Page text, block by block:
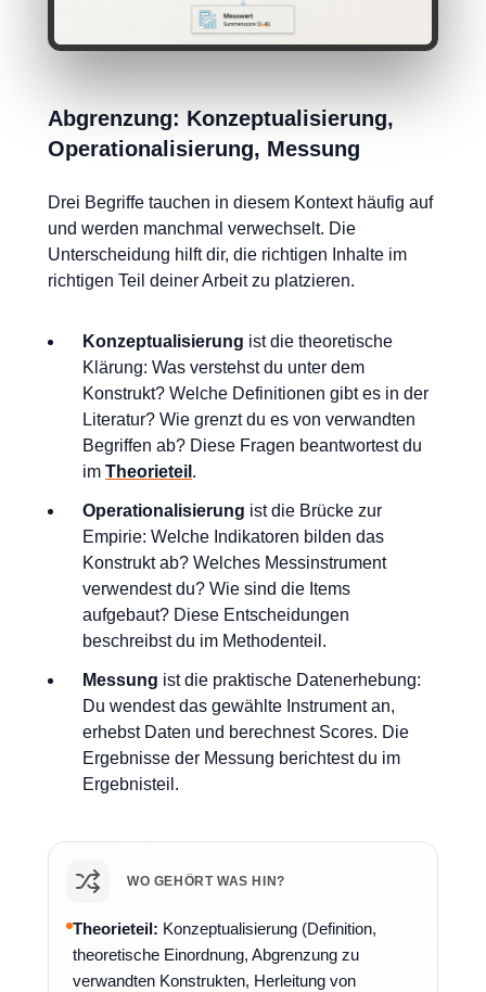
Abgrenzung: Konzeptualisierung,
Operationalisierung, Messung
Drei Begriffe tauchen in diesem Kontext häufig auf
und werden manchmal verwechselt. Die
Unterscheidung hilft dir, die richtigen Inhalte im
richtigen Teil deiner Arbeit zu platzieren.
Konzeptualisierung ist die theoretische
Klärung: Was verstehst du unter dem
Konstrukt? Welche Definitionen gibt es in der
Literatur? Wie grenzt du es von verwandten
Begriffen ab? Diese Fragen beantwortest du
im Theorieteil .
Operationalisierung ist die Brücke zur
Empirie: Welche Indikatoren bilden das
Konstrukt ab? Welches Messinstrument
verwendest du? Wie sind die Items
aufgebaut? Diese Entscheidungen
beschreibst du im Methodenteil.
Messung ist die praktische Datenerhebung:
Du wendest das gewählte Instrument an,
erhebst Daten und berechnest Scores. Die
Ergebnisse der Messung berichtest du im
Ergebnisteil.
WO GEHÖRT WAS HIN?
Theorieteil: Konzeptualisierung (Definition,
theoretische Einordnung, Abgrenzung zu
verwandten Konstrukten, Herleitung von